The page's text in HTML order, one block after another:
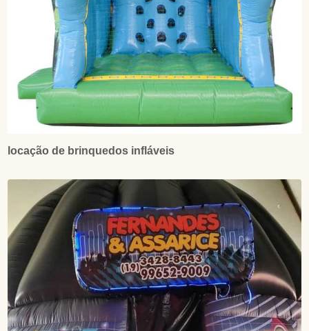
locação de brinquedos infláveis